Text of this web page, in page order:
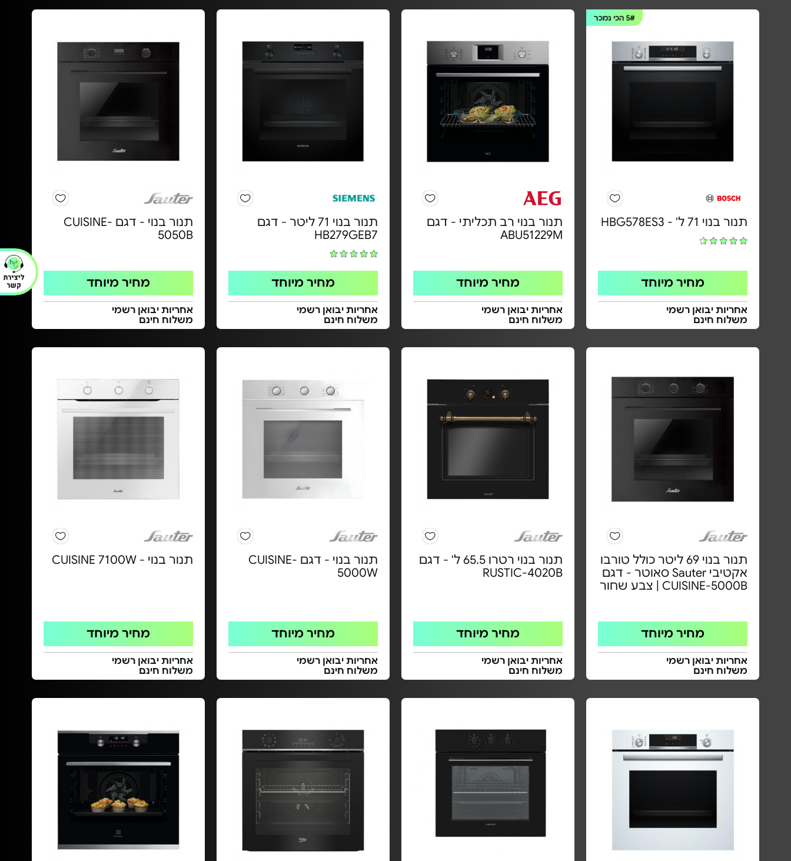
5# הכי נמכר
תנור בנוי 71 ל' - HBG578ES3
מחיר מיוחד
אחריות יבואן רשמי
משלוח חינם
תנור בנוי רב תכליתי - דגם
ABU51229M
מחיר מיוחד
אחריות יבואן רשמי
משלוח חינם
תנור בנוי 71 ליטר - דגם
HB279GEB7
מחיר מיוחד
אחריות יבואן רשמי
משלוח חינם
תנור בנוי - דגם CUISINE-
5050B
מחיר מיוחד
אחריות יבואן רשמי
משלוח חינם
תנור בנוי 69 ליטר כולל טורבו
אקטיבי Sauter סאוטר - דגם
CUISINE-5000B | צבע שחור
מחיר מיוחד
אחריות יבואן רשמי
משלוח חינם
תנור בנוי רטרו 65.5 ל' - דגם
RUSTIC-4020B
מחיר מיוחד
אחריות יבואן רשמי
משלוח חינם
תנור בנוי - דגם CUISINE-
5000W
מחיר מיוחד
אחריות יבואן רשמי
משלוח חינם
תנור בנוי - CUISINE 7100W
מחיר מיוחד
אחריות יבואן רשמי
משלוח חינם